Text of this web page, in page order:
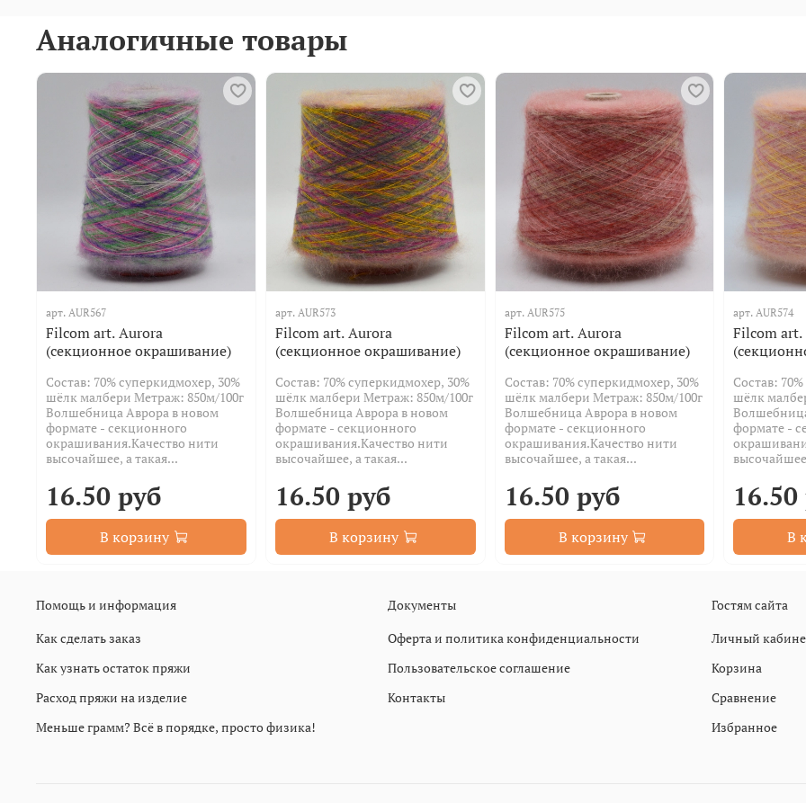
Аналогичные товары
арт. AUR567
Filcom art. Aurora
(секционное окрашивание)
Состав: 70% суперкидмохер, 30%
шёлк малбери Метраж: 850м/100г
Волшебница Аврора в новом
формате - секционного
окрашивания.Качество нити
высочайшее, а такая...
16.50 руб
В корзину
арт. AUR573
Filcom art. Aurora
(секционное окрашивание)
Состав: 70% суперкидмохер, 30%
шёлк малбери Метраж: 850м/100г
Волшебница Аврора в новом
формате - секционного
окрашивания.Качество нити
высочайшее, а такая...
16.50 руб
В корзину
арт. AUR575
Filcom art. Aurora
(секционное окрашивание)
Состав: 70% суперкидмохер, 30%
шёлк малбери Метраж: 850м/100г
Волшебница Аврора в новом
формате - секционного
окрашивания.Качество нити
высочайшее, а такая...
16.50 руб
В корзину
арт.AUR574
Filcom
Состав:
шёлк
формате -
В
Помощь и информация
Как сделать заказ
Как узнать остаток пряжи
Расход пряжи на изделие
Меньше грамм? Всё в порядке, просто физика!
Документы
Оферта и политика конфиденциальности
Пользовательское соглашение
Контакты
Гостям сайта
Личный
Корзина
Сравнение
Избранное